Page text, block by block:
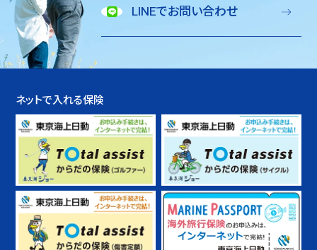
LINEでお問い合わせ
ネットで入れる保険